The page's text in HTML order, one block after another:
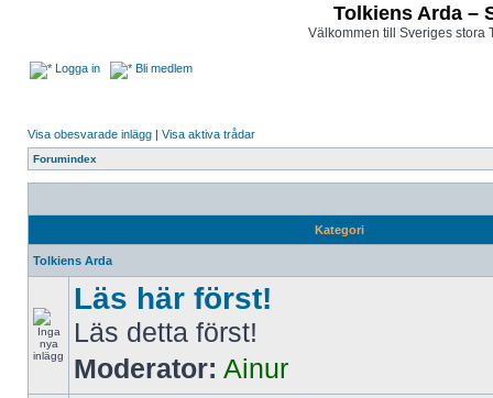
Tolkiens Arda –
Välkommen till Sveriges stora
Logga in Bli medlem
Visa obesvarade inlägg | Visa aktiva trådar
Forumindex
Kategori
Tolkiens Arda
Läs här först!
Läs detta först!
Moderator: Ainur